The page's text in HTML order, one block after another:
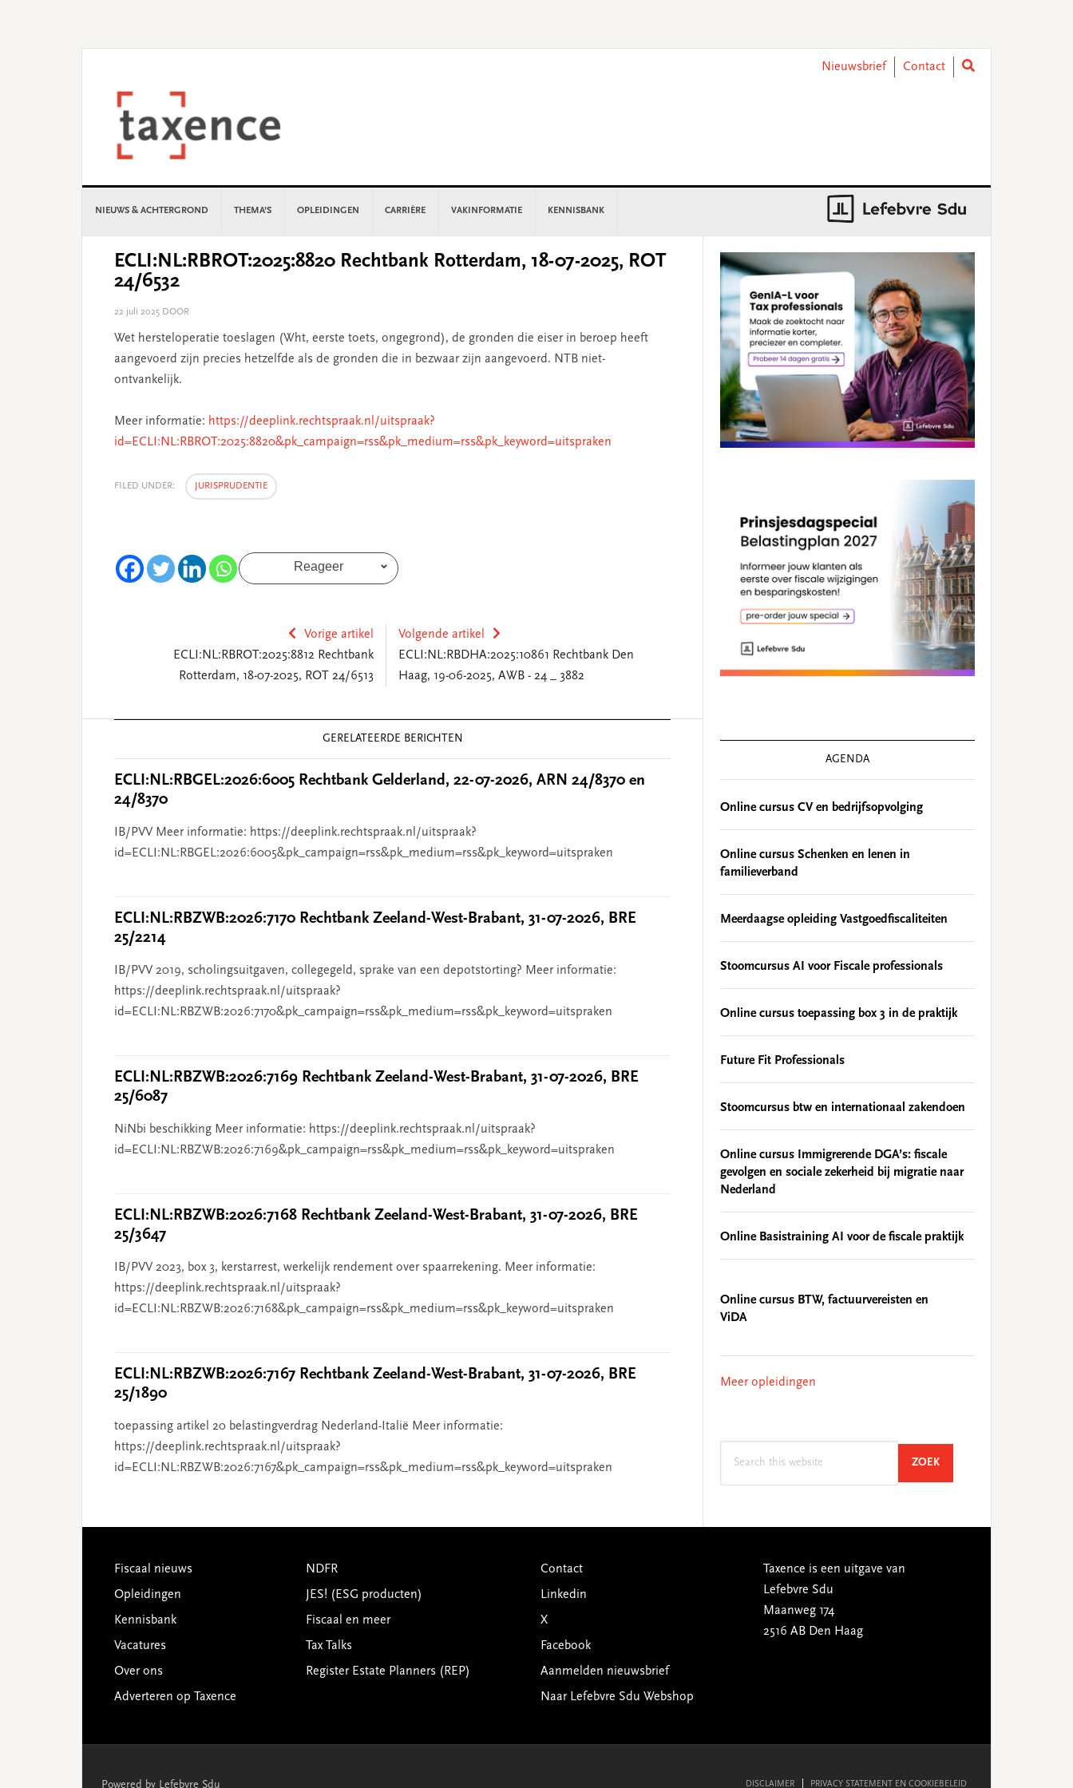
Nieuwsbrief
Contact
NIEUWS & ACHTERGROND THEMA’S OPLEIDINGEN CARRIÈRE VAKINFORMATIE KENNISBANK
ECLI:NL:RBROT:2025:8820 Rechtbank Rotterdam, 18-07-2025, ROT
24/6532
22 juli 2025 DOOR
Wet hersteloperatie toeslagen (Wht, eerste toets, ongegrond), de gronden die eiser in beroep heeft
aangevoerd zijn precies hetzelfde als de gronden die in bezwaar zijn aangevoerd. NTB niet-
ontvankelijk.
Meer informatie: https://deeplink.rechtspraak.nl/uitspraak?
id=ECLI:NL:RBROT:2025:8820&pk_campaign=rss&pk_medium=rss&pk_keyword=uitspraken
FILED UNDER: JURISPRUDENTIE
Reageer
Vorige artikel
ECLI:NL:RBROT:2025:8812 Rechtbank
Rotterdam, 18-07-2025, ROT 24/6513
Volgende artikel
ECLI:NL:RBDHA:2025:10861 Rechtbank Den
Haag, 19-06-2025, AWB - 24 _ 3882
GERELATEERDE BERICHTEN
ECLI:NL:RBGEL:2026:6005 Rechtbank Gelderland, 22-07-2026, ARN 24/8370 en
24/8370
IB/PVV Meer informatie: https://deeplink.rechtspraak.nl/uitspraak?
id=ECLI:NL:RBGEL:2026:6005&pk_campaign=rss&pk_medium=rss&pk_keyword=uitspraken
ECLI:NL:RBZWB:2026:7170 Rechtbank Zeeland-West-Brabant, 31-07-2026, BRE
25/2214
IB/PVV 2019, scholingsuitgaven, collegegeld, sprake van een depotstorting? Meer informatie:
https://deeplink.rechtspraak.nl/uitspraak?
id=ECLI:NL:RBZWB:2026:7170&pk_campaign=rss&pk_medium=rss&pk_keyword=uitspraken
ECLI:NL:RBZWB:2026:7169 Rechtbank Zeeland-West-Brabant, 31-07-2026, BRE
25/6087
NiNbi beschikking Meer informatie: https://deeplink.rechtspraak.nl/uitspraak?
id=ECLI:NL:RBZWB:2026:7169&pk_campaign=rss&pk_medium=rss&pk_keyword=uitspraken
ECLI:NL:RBZWB:2026:7168 Rechtbank Zeeland-West-Brabant, 31-07-2026, BRE
25/3647
IB/PVV 2023, box 3, kerstarrest, werkelijk rendement over spaarrekening. Meer informatie:
https://deeplink.rechtspraak.nl/uitspraak?
id=ECLI:NL:RBZWB:2026:7168&pk_campaign=rss&pk_medium=rss&pk_keyword=uitspraken
ECLI:NL:RBZWB:2026:7167 Rechtbank Zeeland-West-Brabant, 31-07-2026, BRE
25/1890
toepassing artikel 20 belastingverdrag Nederland-Italië Meer informatie:
https://deeplink.rechtspraak.nl/uitspraak?
id=ECLI:NL:RBZWB:2026:7167&pk_campaign=rss&pk_medium=rss&pk_keyword=uitspraken
Sidebar
AGENDA
Online cursus CV en bedrijfsopvolging
Online cursus Schenken en lenen in
familieverband
Meerdaagse opleiding Vastgoedfiscaliteiten
Stoomcursus AI voor Fiscale professionals
Online cursus toepassing box 3 in de praktijk
Future Fit Professionals
Stoomcursus btw en internationaal zakendoen
Online cursus Immigrerende DGA’s: fiscale
gevolgen en sociale zekerheid bij migratie naar
Nederland
Online Basistraining AI voor de fiscale praktijk
Online cursus BTW, factuurvereisten en
ViDA
Meer opleidingen
ZOEKSEARCH
Footer
Fiscaal nieuws
Opleidingen
Kennisbank
Vacatures
Over ons
Adverteren op Taxence
NDFR
JES! (ESG producten)
Fiscaal en meer
Tax Talks
Register Estate Planners (REP)
Contact
Linkedin
X
Facebook
Aanmelden nieuwsbrief
Naar Lefebvre Sdu Webshop
Taxence is een uitgave van
Lefebvre Sdu
Maanweg 174
2516 AB Den Haag
Powered by Lefebvre Sdu DISCLAIMER PRIVACY STATEMENT EN COOKIEBELEID